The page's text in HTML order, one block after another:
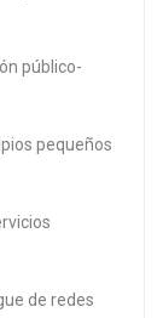
público-
pequeños
de redes